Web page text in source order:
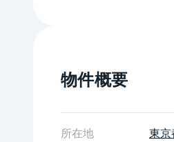
・室内クリーニング
┏┓アクセス≪3駅6路
・東京メトロ丸ノ内
物件概要
所在地 東京